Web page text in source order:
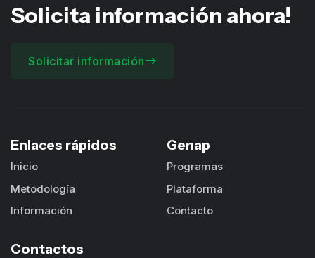
Solicita información ahora!
Solicitar información
Enlaces rápidos
Inicio
Metodología
Información
Genap
Programas
Plataforma
Contacto
Contactos